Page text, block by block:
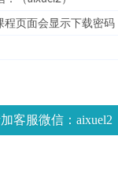
页面会显示下载密码
客服微信：aixuel2